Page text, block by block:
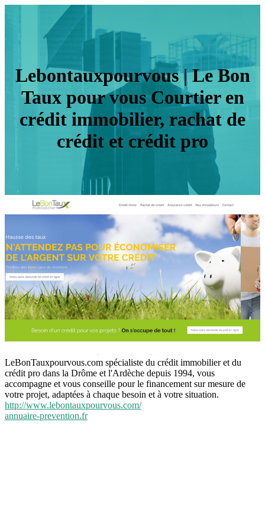
Le­bon­tauxpour­vous | Le Bon
Taux pour vous Courtier en
crédit immobilier, rachat de
crédit et crédit pro
LeBonTauxpourvous.com spécialiste du crédit immobilier et du
crédit pro dans la Drôme et l'Ardèche depuis 1994, vous
accompagne et vous conseille pour le financement sur mesure de
votre projet, adaptées à chaque besoin et à votre situation.
http://www.lebontauxpourvous.com/
annuaire-prevention.fr